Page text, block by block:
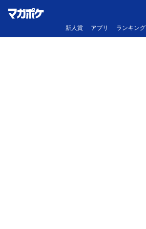
新人賞 アプリ ランキング